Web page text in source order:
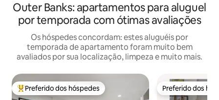
Outer Banks: apartamentos para aluguel
por temporada com ótimas avaliações
Os hóspedes concordam: estes aluguéis por
temporada de apartamento foram muito bem
avaliados por sua localização, limpeza e muito mais.
Entre os melhores preferidos dos hóspedes
Preferido dos hóspedes Preferido dos
Preferido dos